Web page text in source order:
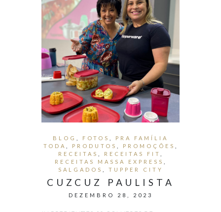
BLOG FOTOS
PRA FAMÍLIA
TODA
PRODUTOS PROMOÇÕES
RECEITAS
RECEITAS FIT
RECEITAS MASSA EXPRESS
SALGADOS
TUPPER CITY
CUZCUZ PAULISTA
DEZEMBRO 28, 2023